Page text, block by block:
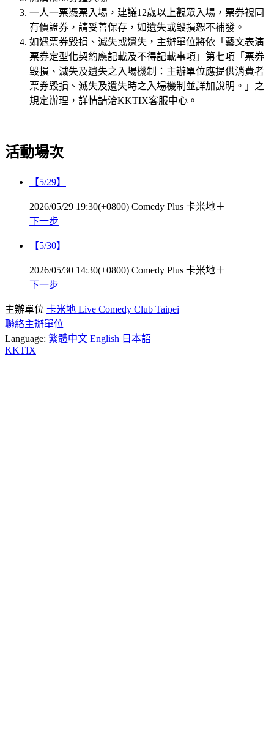
一人一票憑票入場，建議12歲以上觀眾入場，票券視同
有價證券，請妥善保存，如遺失或毀損恕不補發。
如遇票券毀損、滅失或遺失，主辦單位將依「藝文表演
票券定型化契約應記載及不得記載事項」第七項「票券
毀損、滅失及遺失之入場機制：主辦單位應提供消費者
票券毀損、滅失及遺失時之入場機制並詳加說明。」之
規定辦理，詳情請洽KKTIX客服中心。
活動場次
【5/29】
2026/05/29 19:30(+0800) Comedy Plus 卡米地＋
下一步
【5/30】
2026/05/30 14:30(+0800) Comedy Plus 卡米地＋
下一步
主辦單位 卡米地 Live Comedy Club Taipei
聯絡主辦單位
Language: 繁體中文 English 日本語
KKTIX